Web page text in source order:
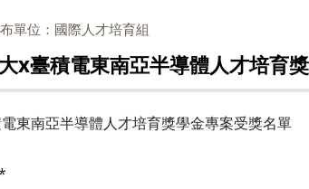
單位：國際人才培育組
x臺積電東南亞半導體人才培育
東南亞半導體人才培育獎學金專案受獎名單